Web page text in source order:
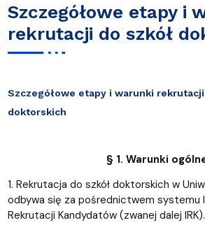
Szczegółowe etapy i
rekrutacji do szkół
Szczegółowe etapy i warunki rekrutacji
doktorskich
§ 1. Warunki
1. Rekrutacja do szkół doktorskich w
odbywa się za pośrednictwem systemu
Rekrutacji Kandydatów (zwanej dalej IRK).